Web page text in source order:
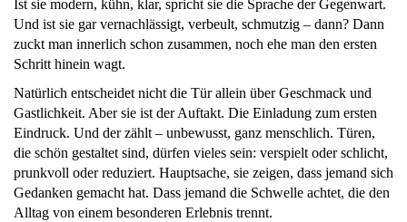
Ist sie modern, kühn, klar, spricht sie die Sprache der Gegenwart.
Und ist sie gar vernachlässigt, verbeult, schmutzig – dann? Dann
zuckt man innerlich schon zusammen, noch ehe man den ersten
Schritt hinein wagt.
Natürlich entscheidet nicht die Tür allein über Geschmack und
Gastlichkeit. Aber sie ist der Auftakt. Die Einladung zum ersten
Eindruck. Und der zählt – unbewusst, ganz menschlich. Türen,
die schön gestaltet sind, dürfen vieles sein: verspielt oder schlicht,
prunkvoll oder reduziert. Hauptsache, sie zeigen, dass jemand sich
Gedanken gemacht hat. Dass jemand die Schwelle achtet, die den
Alltag von einem besonderen Erlebnis trennt.